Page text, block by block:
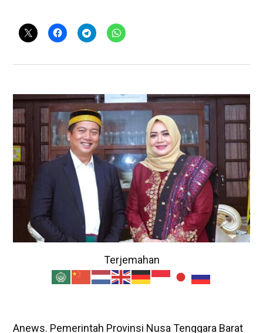
Terjemahan
Anews. Pemerintah Provinsi Nusa Tenggara Barat